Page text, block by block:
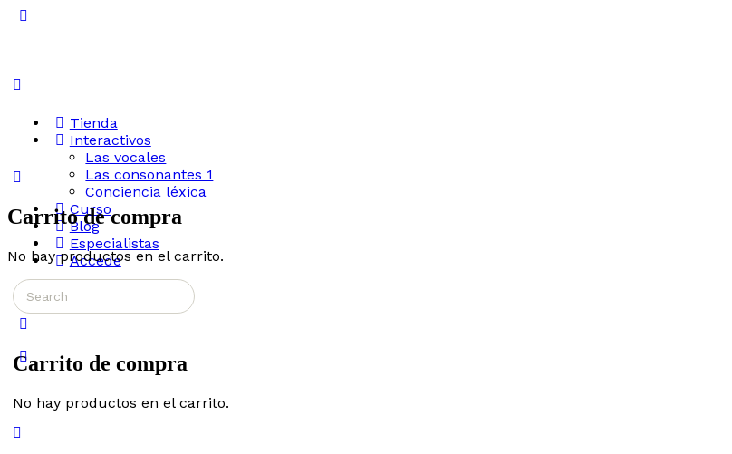
Tienda
Interactivos
Las vocales
Las consonantes 1
Conciencia léxica
Curso
Blog
Especialistas
Accede
More
options
Carrito de compra
No hay productos en el carrito.
Carrito de compra
No hay productos en el carrito.
Search
for: